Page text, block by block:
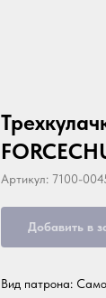
Артикул: 7100-
Добавить в
Вид патрона: